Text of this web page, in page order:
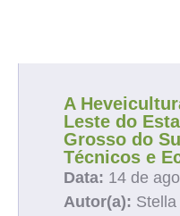
A
Leste do
Grosso do
Técnicos e
Data: 14 de
Autor(a): Stella